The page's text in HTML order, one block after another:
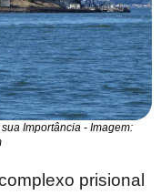
Importância - Imagem:
prisional